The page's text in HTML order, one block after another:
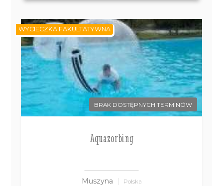
BRAK DOSTĘPNYCH TERMINÓW
Aquazorbing
Muszyna Polska
WYCIECZKA FAKULTATYWNA